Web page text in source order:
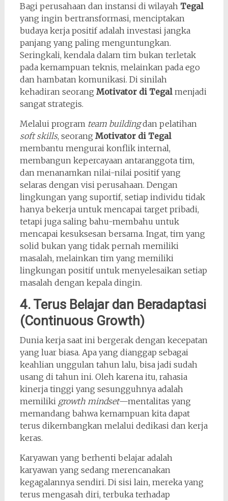
Bagi perusahaan dan instansi di wilayah Tegal
yang ingin bertransformasi, menciptakan
budaya kerja positif adalah investasi jangka
panjang yang paling menguntungkan.
Seringkali, kendala dalam tim bukan terletak
pada kemampuan teknis, melainkan pada ego
dan hambatan komunikasi. Di sinilah
kehadiran seorang Motivator di Tegalmenjadi
sangat strategis.
Melalui program team buildingdan pelatihan
soft skills, seorang Motivator di Tegal
membantu mengurai konflik internal,
membangun kepercayaan antaranggota tim,
dan menanamkan nilai-nilai positif yang
selaras dengan visi perusahaan. Dengan
lingkungan yang suportif, setiap individu tidak
hanya bekerja untuk mencapai target pribadi,
tetapi juga saling bahu-membahu untuk
mencapai kesuksesan bersama. Ingat, tim yang
solid bukan yang tidak pernah memiliki
masalah, melainkan tim yang memiliki
lingkungan positif untuk menyelesaikan setiap
masalah dengan kepala dingin.
4. Terus Belajar dan Beradaptasi
(Continuous Growth)
Dunia kerja saat ini bergerak dengan kecepatan
yang luar biasa. Apa yang dianggap sebagai
keahlian unggulan tahun lalu, bisa jadi sudah
usang di tahun ini. Oleh karena itu, rahasia
kinerja tinggi yang sesungguhnya adalah
memiliki growth mindset—mentalitas yang
memandang bahwa kemampuan kita dapat
terus dikembangkan melalui dedikasi dan kerja
keras.
Karyawan yang berhenti belajar adalah
karyawan yang sedang merencanakan
kegagalannya sendiri. Di sisi lain, mereka yang
terus mengasah diri, terbuka terhadap